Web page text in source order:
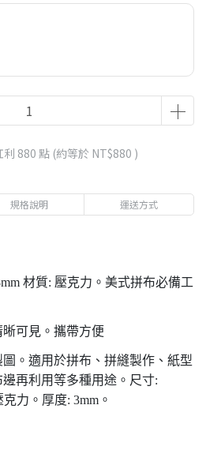
利 880 點 (約等於 NT$880 )
規格說明 運送方式
材質: 壓克力。美式拼布必備工
可見。攜帶方便
。適用於拼布、拼縫製作、紙型
再利用等多種用途。尺寸:
力。厚度: 3mm。